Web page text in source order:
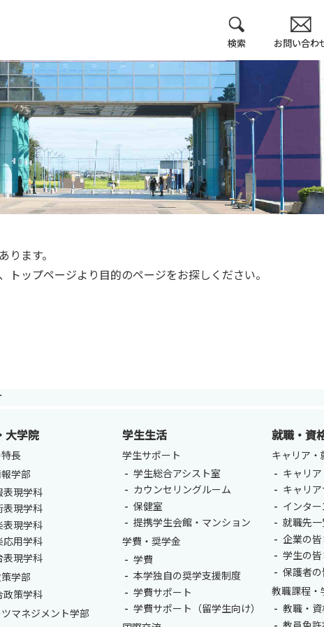
検索 お問い合わ
学長メッセージ 教育方針
3つのポリシー
アセスメントポリシ
ー
カリキュラム・マッ
プ等
キャンパス紹介
ます。
ップページより目的のページをお探しください。
大学院
長
学部
表現学科
表現学科
表現学科
応用学科
表現学科
学部
政策学科
マネジメント学部
学生生活
学生サポート
学生総合アシスト室
カウンセリングルーム
保健室
提携学生会館・マンション
学費・奨学金
学費
本学独自の奨学支援制度
学費サポート
学費サポート（留学生向け）
就職・資
キャリア・
キャリ
キャリ
インタ
就職先
企業の
学生の
保護者
教職課程・
教職・